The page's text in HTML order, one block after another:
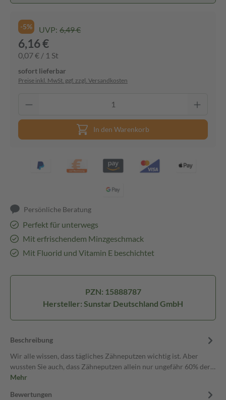
-5% UVP: 6,49 €
6,16 €
0,07 € / 1 St
sofort lieferbar
Preise inkl. MwSt. ggf. zzgl. Versandkosten
In den Warenkorb
Persönliche Beratung
Perfekt für unterwegs
Mit erfrischendem Minzgeschmack
Mit Fluorid und Vitamin E beschichtet
PZN: 15888787
Hersteller: Sunstar Deutschland GmbH
Beschreibung
Wir alle wissen, dass tägliches Zähneputzen wichtig ist. Aber
wussten Sie auch, dass Zähneputzen allein nur ungefähr 60% der…
Mehr
Bewertungen